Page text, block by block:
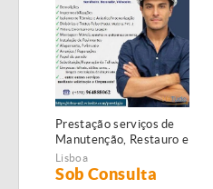
Prestação serviços de
Manutenção, Restauro e
Remodelação de
imóveis!
Lisboa
Sob Consulta